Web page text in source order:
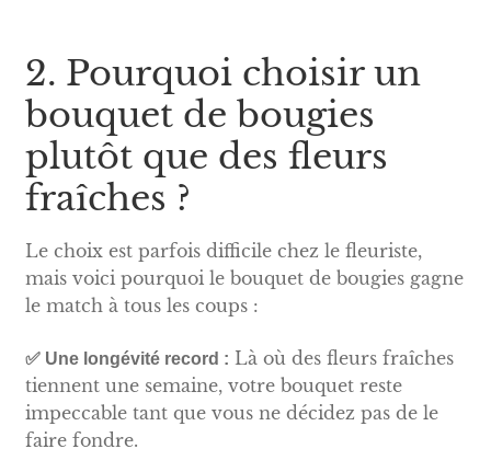
2. Pourquoi choisir un
bouquet de bougies
plutôt que des fleurs
fraîches ?
Le choix est parfois difficile chez le fleuriste,
mais voici pourquoi le bouquet de bougies gagne
le match à tous les coups :
✅ Une longévité record : Là où des fleurs fraîches
tiennent une semaine, votre bouquet reste
impeccable tant que vous ne décidez pas de le
faire fondre.